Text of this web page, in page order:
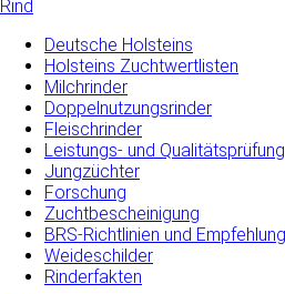
Rind
Deutsche Holsteins
Holsteins Zuchtwertlisten
Milchrinder
Doppelnutzungsrinder
Fleischrinder
Leistungs- und Qualitätsprüfung
Jungzüchter
Forschung
Zuchtbescheinigung
BRS-Richtlinien und
Weideschilder
Rinderfakten